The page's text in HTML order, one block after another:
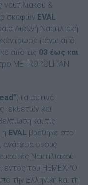
&
σκαφών EVAL
Διεθνή Ναυτιλιακή
πάνω από
από τις 03 έως και
METROPOLITAN
, τα φετινά
εκθετών και
και τις
η EVAL βρέθηκε στο
ανάμεσα στους
Ναυτιλιακού
εντός του HEMEXPO
την Ελληνική και τη